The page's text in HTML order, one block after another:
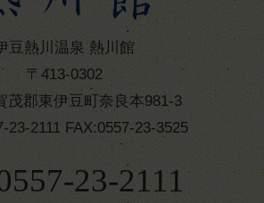
豆熱川温泉 熱川館
〒413-0302
茂郡東伊豆町奈良本981-3
23-2111 FAX:0557-23-3525
23-2111